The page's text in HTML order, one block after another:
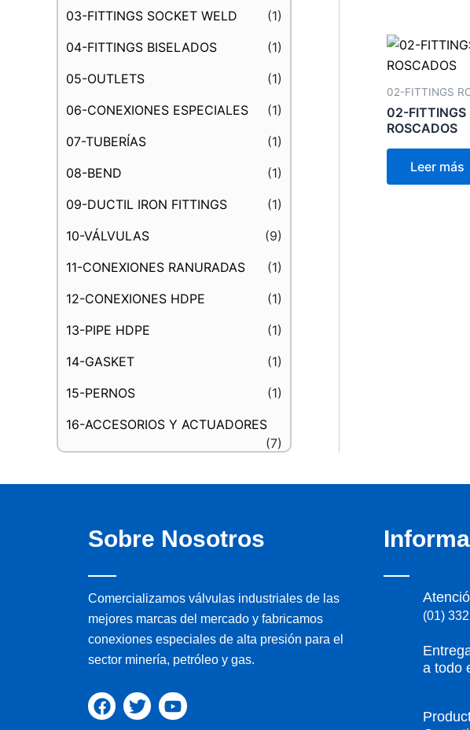
03-FITTINGS SOCKET WELD
(1)
04-FITTINGS BISELADOS
(1)
05-OUTLETS
(1)
06-CONEXIONES ESPECIALES
(1)
07-TUBERÍAS
(1)
08-BEND
(1)
09-DUCTIL IRON FITTINGS
(1)
10-VÁLVULAS
(9)
11-CONEXIONES RANURADAS
(1)
12-CONEXIONES HDPE
(1)
13-PIPE HDPE
(1)
14-GASKET
(1)
15-PERNOS
(1)
16-ACCESORIOS Y ACTUADORES
(7)
02-FITTINGS
02-FITTINGS
ROSCADOS
Leer más
Sobre Nosotros
Comercializamos válvulas industriales de las
mejores marcas del mercado y fabricamos
conexiones especiales de alta presión para el
sector minería, petróleo y gas.
F
a
T
w
Y
o
(01)
a todo